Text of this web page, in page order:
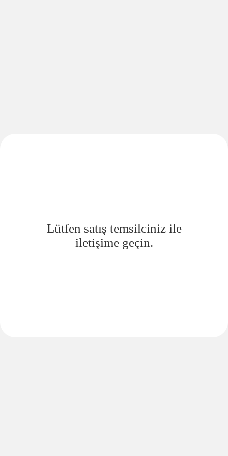
Lütfen satış temsilciniz ile
iletişime geçin.